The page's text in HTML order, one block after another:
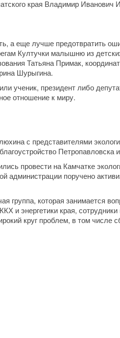
края Владимир
а еще лучше предотвратить
Култучки малышню из
Татьяна Примак,
Шурыгина.
ученик, президент либо
отношение к миру.
с представителями
Петропавловска
провести на Камчатке
администрации поручено
которая занимается
и энергетики края, сотрудники
круг проблем, в том числе